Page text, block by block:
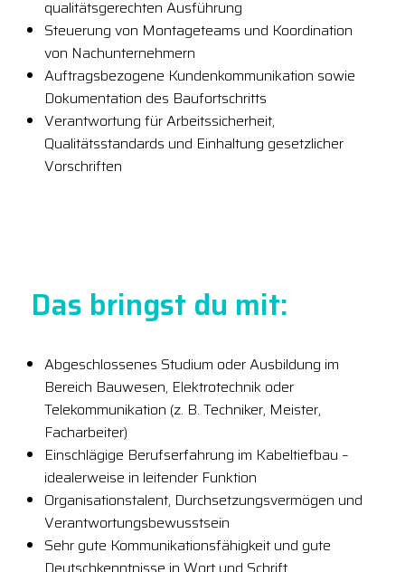
qualitätsgerechten Ausführung
Steuerung von Montageteams und Koordination
von Nachunternehmern
Auftragsbezogene Kundenkommunikation sowie
Dokumentation des Baufortschritts
Verantwortung für Arbeitssicherheit,
Qualitätsstandards und Einhaltung gesetzlicher
Vorschriften
Das bringst du mit:
Abgeschlossenes Studium oder Ausbildung im
Bereich Bauwesen, Elektrotechnik oder
Telekommunikation (z. B. Techniker, Meister,
Facharbeiter)
Einschlägige Berufserfahrung im Kabeltiefbau –
idealerweise in leitender Funktion
Organisationstalent, Durchsetzungsvermögen und
Verantwortungsbewusstsein
Sehr gute Kommunikationsfähigkeit und gute